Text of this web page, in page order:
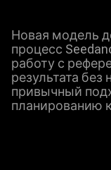
Новая модель
процесс
работу с
результата
привычный
планированию